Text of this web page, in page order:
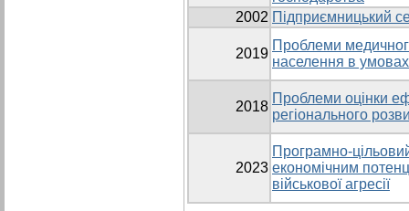
2002 Підприємницький
2019
Проблеми
населення в умовах
2018
Проблеми оцінки
регіонального
2023
Програмно-
економічним
військової агресії